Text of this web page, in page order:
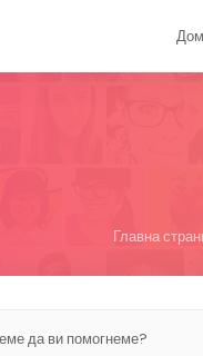
Главна
да ви помогнеме?